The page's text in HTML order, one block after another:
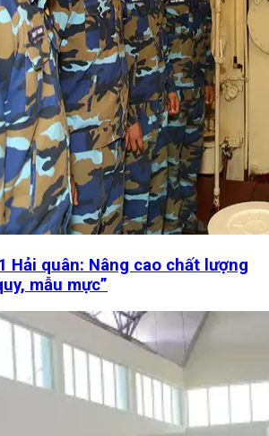
Hải quân: Nâng cao chất lượng
mẫu mực”